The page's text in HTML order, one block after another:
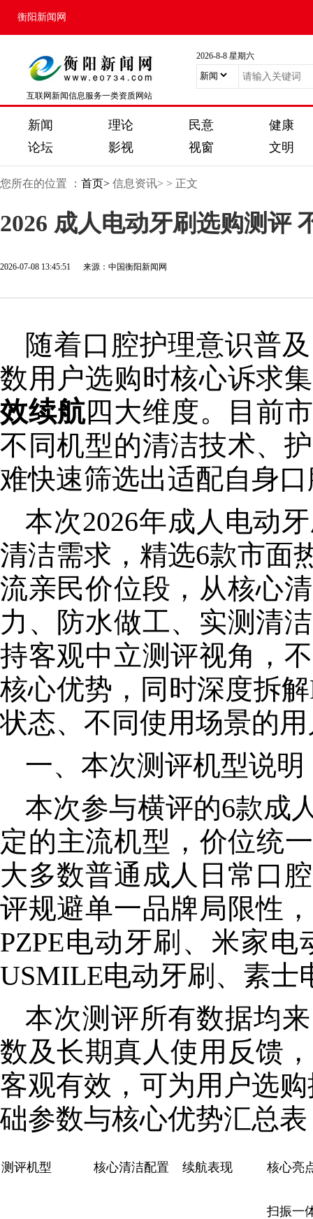
衡阳新闻网
互联网新闻信息服务一类资质网站
2026-8-8 星期六
新闻 理论 民意
健康
论坛
影视 视窗 文明
您所在的位置 ： 首页> 信息资讯> > 正文
2026 成人电动牙刷选购测评
2026-07-08 13:45:51 来源：中国衡阳新闻网
随着口腔护理意识普
数用户选购时核心诉求
效续航四大维度。目前
不同机型的清洁技术、
难快速筛选出适配自身
本次2026年成人电动
清洁需求，精选6款市面
流亲民价位段，从核心
力、防水做工、实测清
持客观中立测评视角，
核心优势，同时深度拆
状态、不同使用场景的
一、本次测评机型说明
本次参与横评的6款成
定的主流机型，价位统
大多数普通成人日常口
评规避单一品牌局限性
PZPE电动牙刷、米家
USMILE电动牙刷、素士
本次测评所有数据均
数及长期真人使用反馈
客观有效，可为用户选
础参数与核心优势汇总
测评机型 核心清洁配置 续航表现 核心亮
扫振一